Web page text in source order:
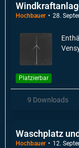
Hochbauer 28.
Platzierbar
9 Downloads
Waschplatz
Hochbauer 12.